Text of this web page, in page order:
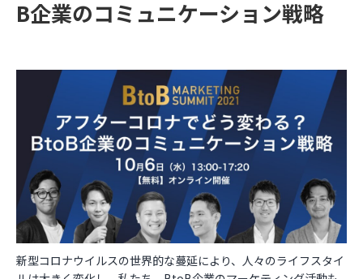
セミナー
会社情報
お役立ち資料
B企業のコミュニケーション戦略
新型コロナウイルスの世界的な蔓延により、人々のライフスタイ